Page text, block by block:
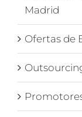
Madrid
Ofertas de